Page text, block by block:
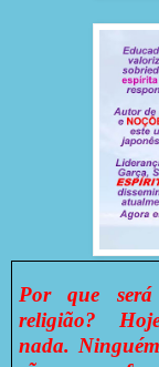
Por que será
religião?
nada.